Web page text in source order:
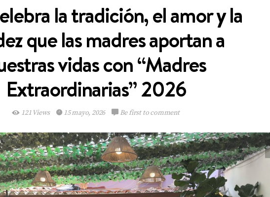
la tradición, el amor y la
que las madres aportan a
vidas con “Madres
Extraordinarias” 2026
121 Views 15 mayo, 2026 Be first to comment
CORPORATIVOS
Multinacional de
Sabores expande su
Portafolio de bebidas
VIEW POST